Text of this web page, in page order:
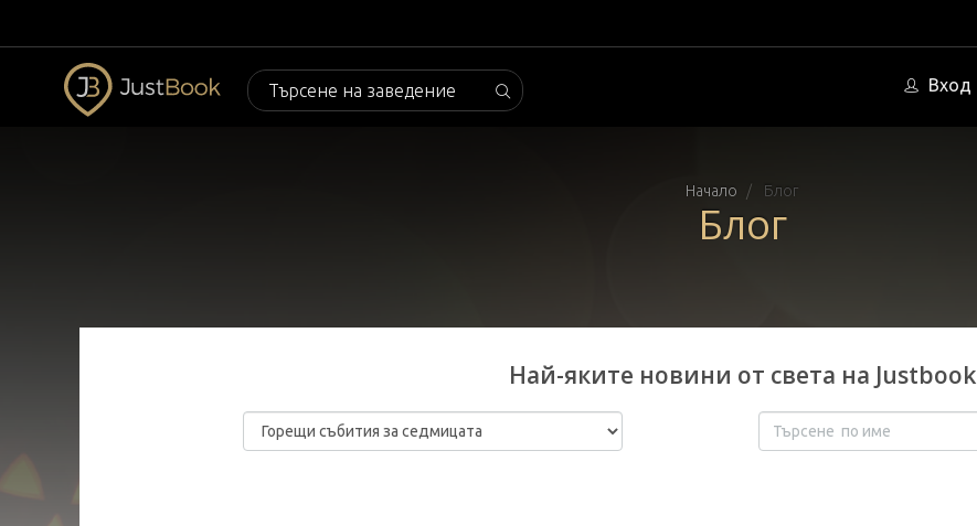
Вход
Начало Блог
Блог
Най-яките новини от света на Justbook